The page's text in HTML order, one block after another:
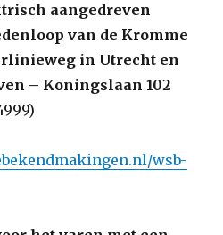
aangedreven
van de Kromme
in Utrecht en
– Koningslaan 102
wsb-